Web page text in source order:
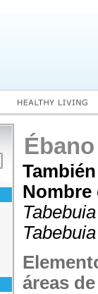
Ébano
áreas